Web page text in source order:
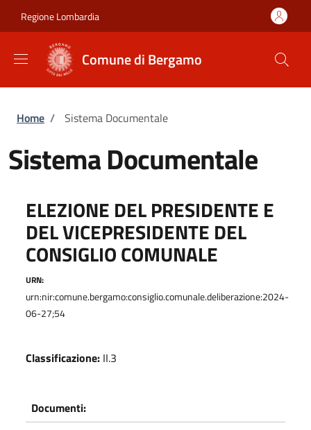
Regione Lombardia
Comune di Bergamo
Briciole di pane
Home / Sistema Documentale
Sistema Documentale
ELEZIONE DEL PRESIDENTE E
DEL VICEPRESIDENTE DEL
CONSIGLIO COMUNALE
URN:
urn:nir:comune.bergamo:consiglio.comunale.deliberazione:2024-
06-27;54
Classificazione: II.3
Documenti: